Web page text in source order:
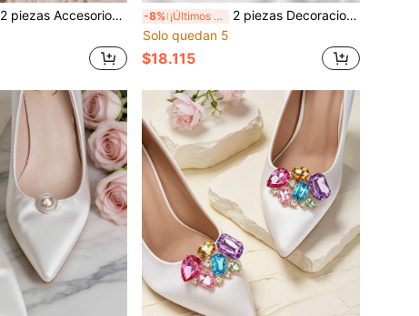
2 piezas Accesorios desmontables para zapatos con lazo de lunares negro & rojo estilo DIY, accesorios para zapatos estilo Lolita gótico, clips para zapatos negro & rojo, accesorios para zapatos de tacón alto Mary Jane, decoración de zapatos para mujer, accesorios para citas y fiestas de tacón alto
-8% ¡Últimos 3 días
2 piezas Decoraciones de zapatos desmontables con lazo de metal con diamantes de imitación blancos, accesorios de zapatos DIY, clips de zapatos elegantes y de moda, hebillas en negro, blanco, rojo y plata, para zapatos de tacón alto de mujer, decoración de zapatos para oficina y negocios
Solo quedan 5
$18.115